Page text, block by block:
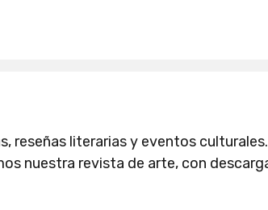
reseñas literarias y eventos culturales.
nuestra revista de arte, con